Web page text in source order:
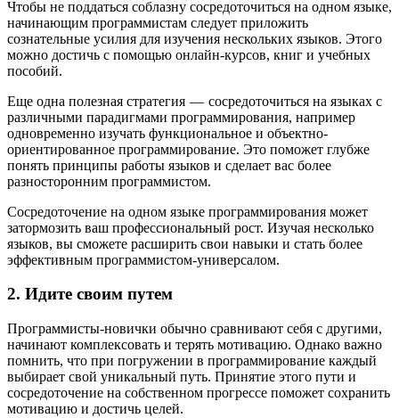
Чтобы не поддаться соблазну сосредоточиться на одном языке,
начинающим программистам следует приложить
сознательные усилия для изучения нескольких языков. Этого
можно достичь с помощью онлайн-курсов, книг и учебных
пособий.
Еще одна полезная стратегия — сосредоточиться на языках с
различными парадигмами программирования, например
одновременно изучать функциональное и объектно-
ориентированное программирование. Это поможет глубже
понять принципы работы языков и сделает вас более
разносторонним программистом.
Сосредоточение на одном языке программирования может
затормозить ваш профессиональный рост. Изучая несколько
языков, вы сможете расширить свои навыки и стать более
эффективным программистом-универсалом.
2. Идите своим путем
Программисты-новички обычно сравнивают себя с другими,
начинают комплексовать и терять мотивацию. Однако важно
помнить, что при погружении в программирование каждый
выбирает свой уникальный путь. Принятие этого пути и
сосредоточение на собственном прогрессе поможет сохранить
мотивацию и достичь целей.